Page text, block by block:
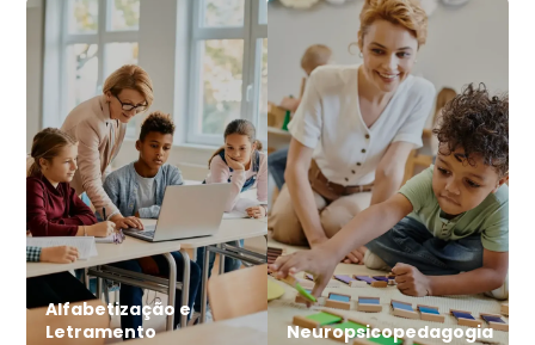
Alfabetização e
Letramento
Neuropsicopedagogia